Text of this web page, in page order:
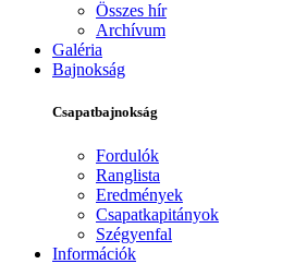
Összes hír
Archívum
Galéria
Bajnokság
Csapatbajnokság
Fordulók
Ranglista
Eredmények
Csapatkapitányok
Szégyenfal
Információk